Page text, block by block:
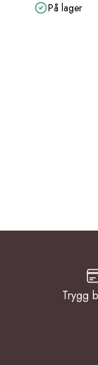
På lager
Trygg